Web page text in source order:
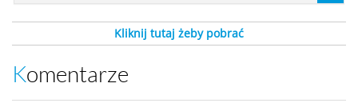
Kliknij tutaj żeby pobrać
Komentarze